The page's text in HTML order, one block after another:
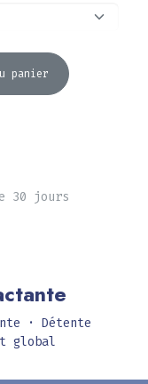
panier
30 jours
· Détente
global